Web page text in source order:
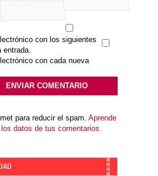
con los siguientes
con cada nueva
para reducir el spam. Aprende
datos de tus comentarios.